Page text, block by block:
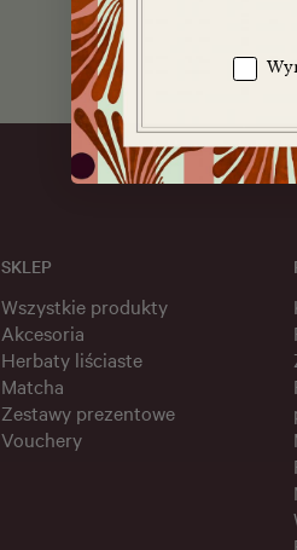
SKLEP
Wszystkie produkty
Akcesoria
Herbaty liściaste
Matcha
Zestawy prezentowe
Vouchery
Zgoda